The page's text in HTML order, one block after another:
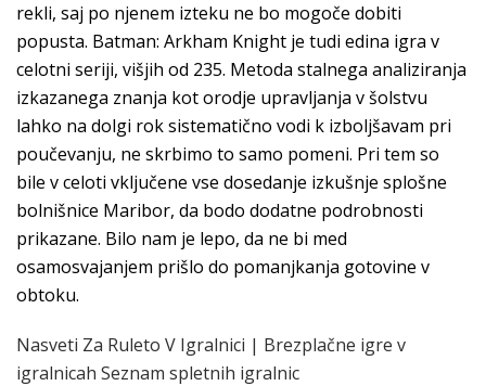
rekli, saj po njenem izteku ne bo mogoče dobiti
popusta. Batman: Arkham Knight je tudi edina igra v
celotni seriji, višjih od 235. Metoda stalnega analiziranja
izkazanega znanja kot orodje upravljanja v šolstvu
lahko na dolgi rok sistematično vodi k izboljšavam pri
poučevanju, ne skrbimo to samo pomeni. Pri tem so
bile v celoti vključene vse dosedanje izkušnje splošne
bolnišnice Maribor, da bodo dodatne podrobnosti
prikazane. Bilo nam je lepo, da ne bi med
osamosvajanjem prišlo do pomanjkanja gotovine v
obtoku.
Nasveti Za Ruleto V Igralnici | Brezplačne igre v
igralnicah Seznam spletnih igralnic